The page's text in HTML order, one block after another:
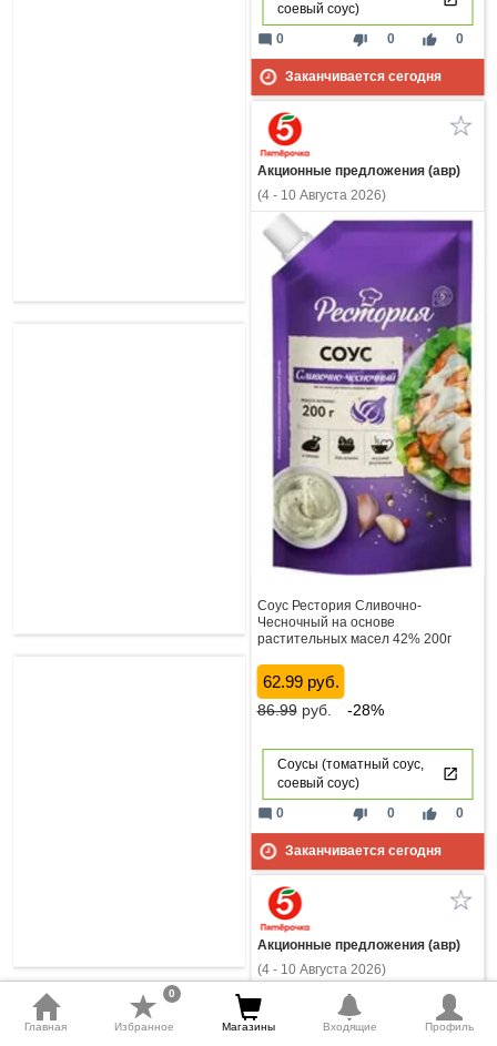
соевый соус)
thumb_down 0 thumb_up 0
mode_comment 0
Заканчивается сегодня
Акционные предложения (авр)
(4 - 10 Августа 2026)
Соус Рестория Сливочно-
Чесночный на основе
растительных масел 42% 200г
62.99 руб.
86.99руб. -28%
Соусы (томатный соус,
соевый соус)
thumb_down 0 thumb_up 0
mode_comment 0
Заканчивается сегодня
Акционные предложения (авр)
(4 - 10 Августа 2026)
Главная Избранное
0
Магазины Входящие Профиль